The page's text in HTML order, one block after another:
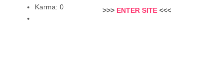
Karma: 0
>>> ENTER SITE <<<